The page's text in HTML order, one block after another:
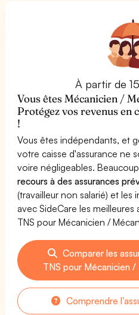
À partir de
Vous êtes Mécanicien /
Protégez vos revenus en
!
Vous êtes indépendants, et
votre caisse d'assurance ne
voire négligeables.
recours à des assurances
(travailleur non salarié) et
avec SideCare les
TNS pour Mécanicien /
Comparer les
TNS pour Mécanicien
Comprendre